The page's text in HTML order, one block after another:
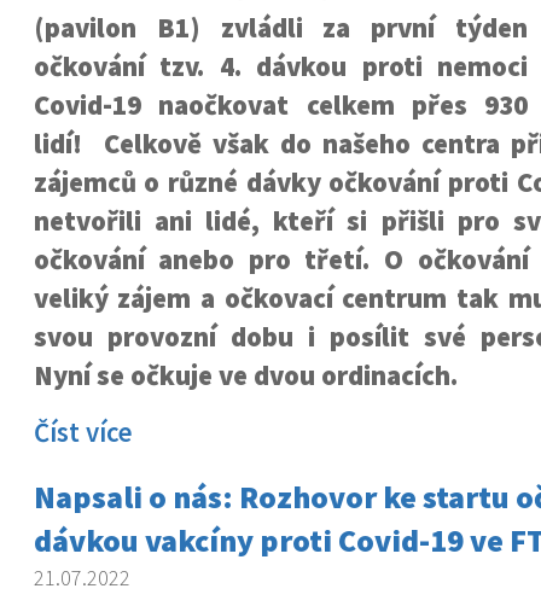
(pavilon B1) zvládli za první týden
očkování tzv. 4. dávkou proti nemoci
Covid-19 naočkovat celkem přes 930
lidí! Celkově však do našeho centra
zájemců o různé dávky očkování proti
netvořili ani lidé, kteří si přišli pro
očkování anebo pro třetí. O
veliký zájem a očkovací centrum tak
svou provozní dobu i posílit své
Nyní se očkuje ve dvou ordinacích.
Číst více
Napsali o nás: Rozhovor ke startu
dávkou vakcíny proti Covid-19 ve
21.07.2022